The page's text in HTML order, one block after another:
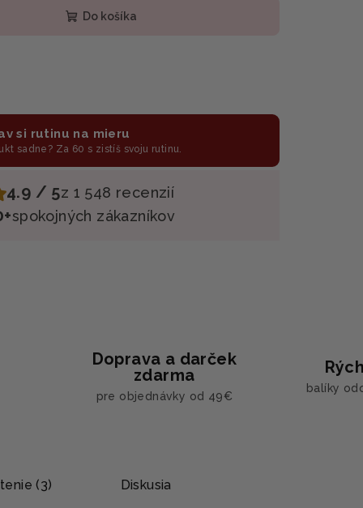
Do košíka
si rutinu na mieru
sadne? Za 60 s zistíš svoju rutinu.
4.9 / 5z 1 548 recenzií
spokojných zákazníkov
Doprava a darček
zdarma
pre objednávky od 49€
balíky
(3) Diskusia